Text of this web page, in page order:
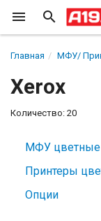
Главная МФУ/
Xerox
Количество: 20
МФУ цветные
Принтеры
Опции